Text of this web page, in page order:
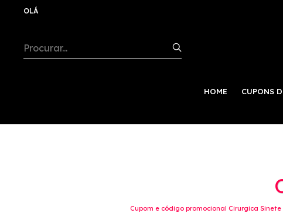
OLÁ
HOME CUPONS
Cupom e código promocional Cirurgica